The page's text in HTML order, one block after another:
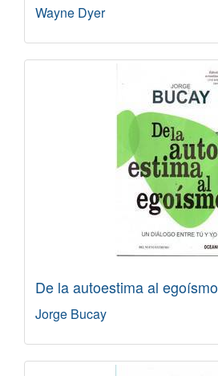
Wayne Dyer
De la autoestima al egoísmo
Jorge Bucay